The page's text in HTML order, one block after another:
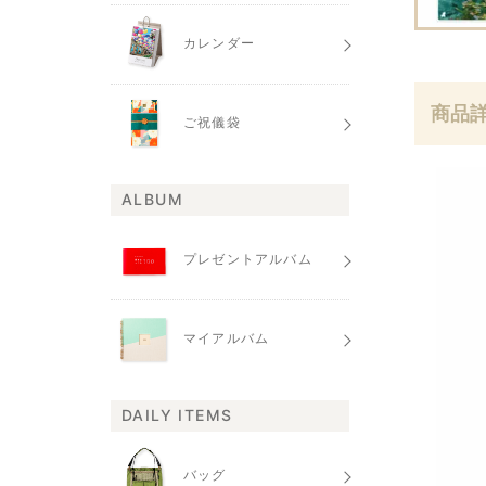
商品
カレンダー
ご祝儀袋
ALBUM
プレゼントアルバム
マイアルバム
DAILY ITEMS
バッグ